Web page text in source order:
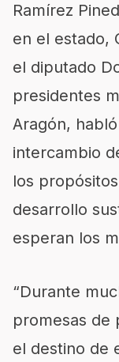
Ramírez
en el estado,
el diputado
presidentes
Aragón,
intercambio
los
desarrollo
esperan los
“Durante
promesas de
el destino de